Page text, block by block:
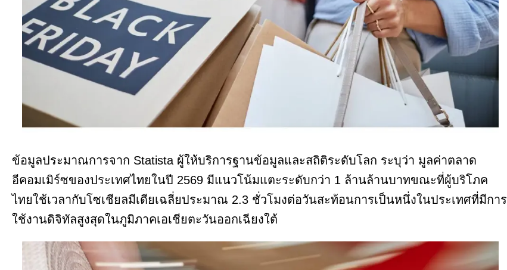
ข้อมูลประมาณการจาก Statista ผู้ให้บริการฐานข้อมูลและสถิติระดับโลก ระบุว่า มูลค่าตลาด
อีคอมเมิร์ซของประเทศไทยในปี 2569 มีแนวโน้มแตะระดับกว่า 1 ล้านล้านบาทขณะที่ผู้บริโภค
ไทยใช้เวลากับโซเชียลมีเดียเฉลี่ยประมาณ 2.3 ชั่วโมงต่อวันสะท้อนการเป็นหนึ่งในประเทศที่มีการ
ใช้งานดิจิทัลสูงสุดในภูมิภาคเอเชียตะวันออกเฉียงใต้